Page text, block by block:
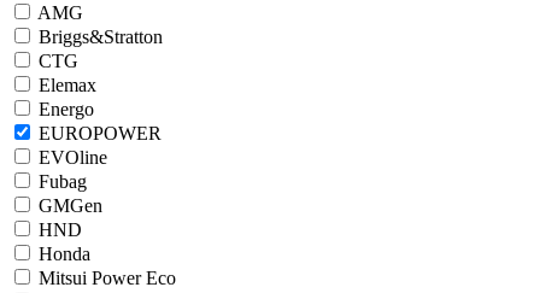
AMG
Briggs&Stratton
CTG
Elemax
Energo
EUROPOWER
EVOline
Fubag
GMGen
HND
Honda
Mitsui Power Eco